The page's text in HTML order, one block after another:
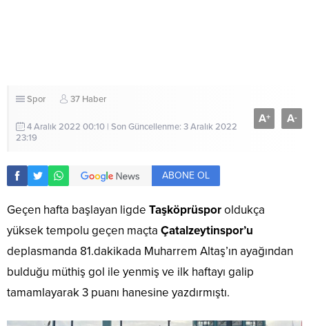
Spor 37 Haber
4 Aralık 2022 00:10 | Son Güncellenme: 3 Aralık 2022
23:19
A+ A-
ABONE OL
Geçen hafta başlayan ligde Taşköprüsporoldukça
yüksek tempolu geçen maçta Çatalzeytinspor’u
deplasmanda 81.dakikada Muharrem Altaş’ın ayağından
bulduğu müthiş gol ile yenmiş ve ilk haftayı galip
tamamlayarak 3 puanı hanesine yazdırmıştı.